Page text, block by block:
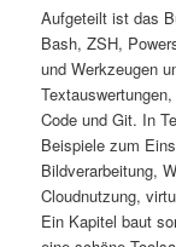
Aufgeteilt ist das
Bash, ZSH,
und Werkzeugen
Code und Git. In
Beispiele zum
Bildverarbeitung,
Cloudnutzung,
Ein Kapitel baut